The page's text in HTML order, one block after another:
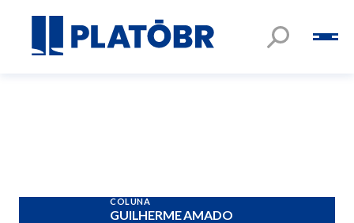
COLUNA
GUILHERME AMADO